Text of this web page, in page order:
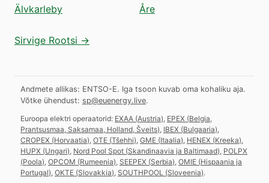
Älvkarleby
Åre
Sirvige Rootsi →
Andmete allikas: ENTSO-E. Iga tsoon kuvab oma kohaliku aja.
Võtke ühendust: sp@euenergy.live.
Euroopa elektri operaatorid: EXAA (Austria) EPEX (Belgia,
Prantsusmaa, Saksamaa, Holland, Šveits) IBEX (Bulgaaria)
CROPEX (Horvaatia) OTE (Tšehhi) GME (Itaalia) HENEX (Kreeka)
HUPX (Ungari) Nord Pool Spot (Skandinaavia ja Baltimaad) POLPX
(Poola) OPCOM (Rumeenia) SEEPEX (Serbia) OMIE (Hispaania ja
Portugal) OKTE (Slovakkia) SOUTHPOOL (Sloveenia).